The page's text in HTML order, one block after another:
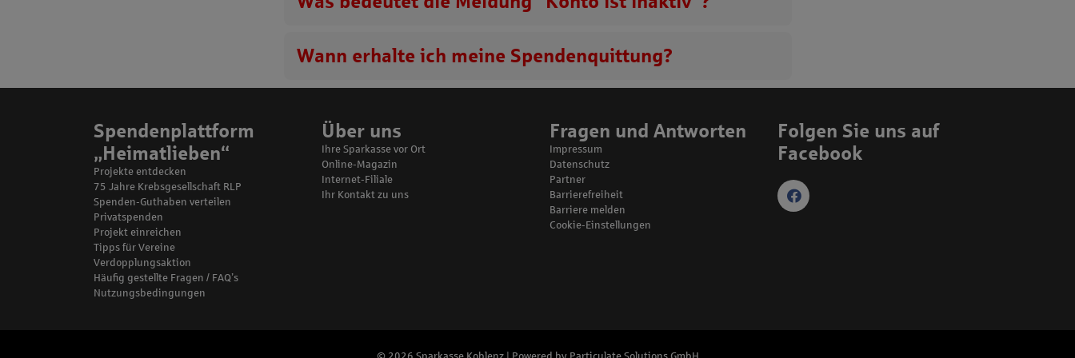
Wann erhalte ich meine Spendenquittung?
Spendenplattform
„Heimatlieben“
Projekte entdecken
75 Jahre Krebsgesellschaft RLP
Spenden-Guthaben verteilen
Privatspenden
Projekt einreichen
Tipps für Vereine
Verdopplungsaktion
Häufig gestellte Fragen / FAQ’s
Nutzungsbedingungen
Über uns
Ihre Sparkasse vor Ort
Online-Magazin
Internet-Filiale
Ihr Kontakt zu uns
Fragen und Antworten
Impressum
Datenschutz
Partner
Barrierefreiheit
Barriere melden
Cookie-Einstellungen
Folgen Sie uns auf
Facebook